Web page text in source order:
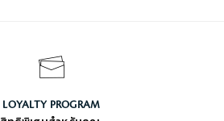
LOYALTY PROGRAM